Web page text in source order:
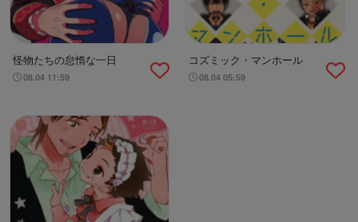
怪物たちの怠惰な一日
08.04 11:59
コズミック・マンホール
08.04 05:59